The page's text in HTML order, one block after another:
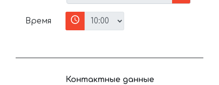
Время
Контактные данные